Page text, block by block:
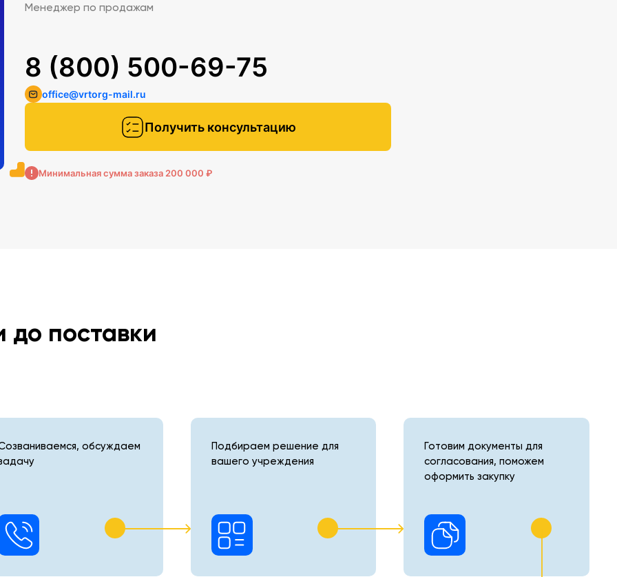
Менеджер по продажам
Получить консультацию
8 (800) 500-69-75
office@vrtorg-mail.ru
Минимальная сумма заказа 200 000 ₽
до поставки
обсуждаем
Подбираем решение для
вашего учреждения
Готовим документы для
согласования, поможем
оформить закупку